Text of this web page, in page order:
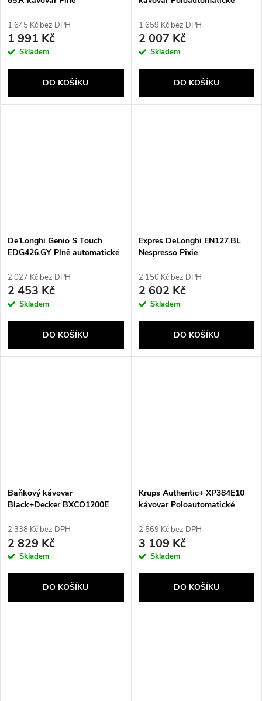
0,6 l
1 645 Kč bez DPH
1 991 Kč
Skladem
DO KOŠÍKU
1 659 Kč bez DPH
2 007 Kč
Skladem
DO KOŠÍKU
De’Longhi Genio S Touch
EDG426.GY Plně automatické
2 027 Kč bez DPH
2 453 Kč
Skladem
DO KOŠÍKU
Expres DeLonghi EN127.BL
Nespresso Pixie
2 150 Kč bez DPH
2 602 Kč
Skladem
DO KOŠÍKU
Baňkový kávovar
Black+Decker BXCO1200E
2 338 Kč bez DPH
2 829 Kč
Skladem
DO KOŠÍKU
Krups Authentic+ XP384E10
kávovar Poloautomatické
2 569 Kč bez DPH
3 109 Kč
Skladem
DO KOŠÍKU